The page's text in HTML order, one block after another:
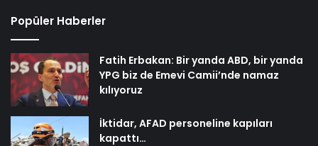
Popüler Haberler
Fatih Erbakan: Bir yanda ABD, bir yanda
YPG biz de Emevi Camii’nde namaz
kılıyoruz
İktidar, AFAD personeline kapıları
kapattı…